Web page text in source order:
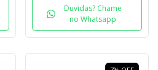
Duvidas? Chame
no Whatsapp